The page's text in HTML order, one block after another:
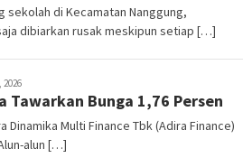
sekolah di Kecamatan Nanggung,
dibiarkan rusak meskipun setiap […]
2026
Tawarkan Bunga 1,76 Persen
Dinamika Multi Finance Tbk (Adira Finance)
alun […]